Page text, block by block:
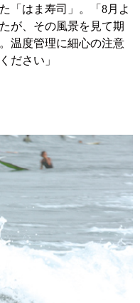
「はま寿司」。「8月よ
が、その風景を見て期
温度管理に細心の注意
ださい」